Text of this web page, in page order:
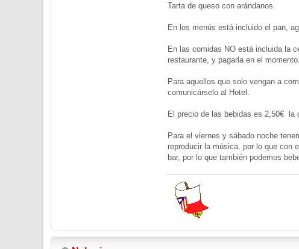
Tarta de queso con arándanos.
En los menús está incluido el pan,
En las comidas NO está incluida la
restaurante, y pagarla en el momento.
Para aquellos que solo vengan a
comunicárselo al Hotel.
El precio de las bebidas es 2,50€ la
Para el viernes y sábado noche
reproducir la música, por lo que con
bar, por lo que también podemos